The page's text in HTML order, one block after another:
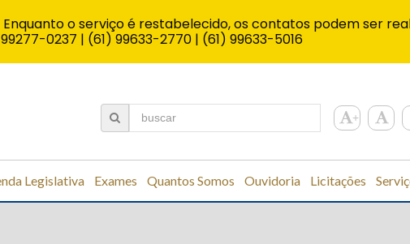
Legislativa Exames Quantos Somos Ouvidoria Licitações
o serviço é restabelecido, os contatos podem ser
99277-0237 | (61) 99633-2770 | (61) 99633-5016